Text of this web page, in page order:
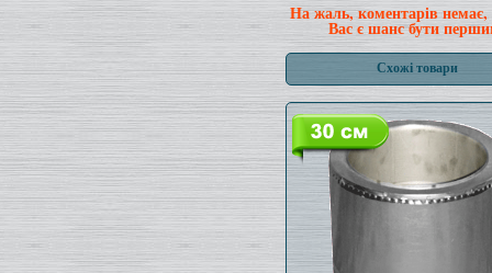
На жаль, коментарів немає,
Вас є шанс бути
Схожі товари